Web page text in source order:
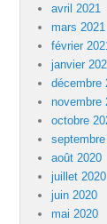
avril 2021
mars 2021
février
janvier
décembre
novembre
octobre
août 2020
juillet 2020
juin 2020
mai 2020